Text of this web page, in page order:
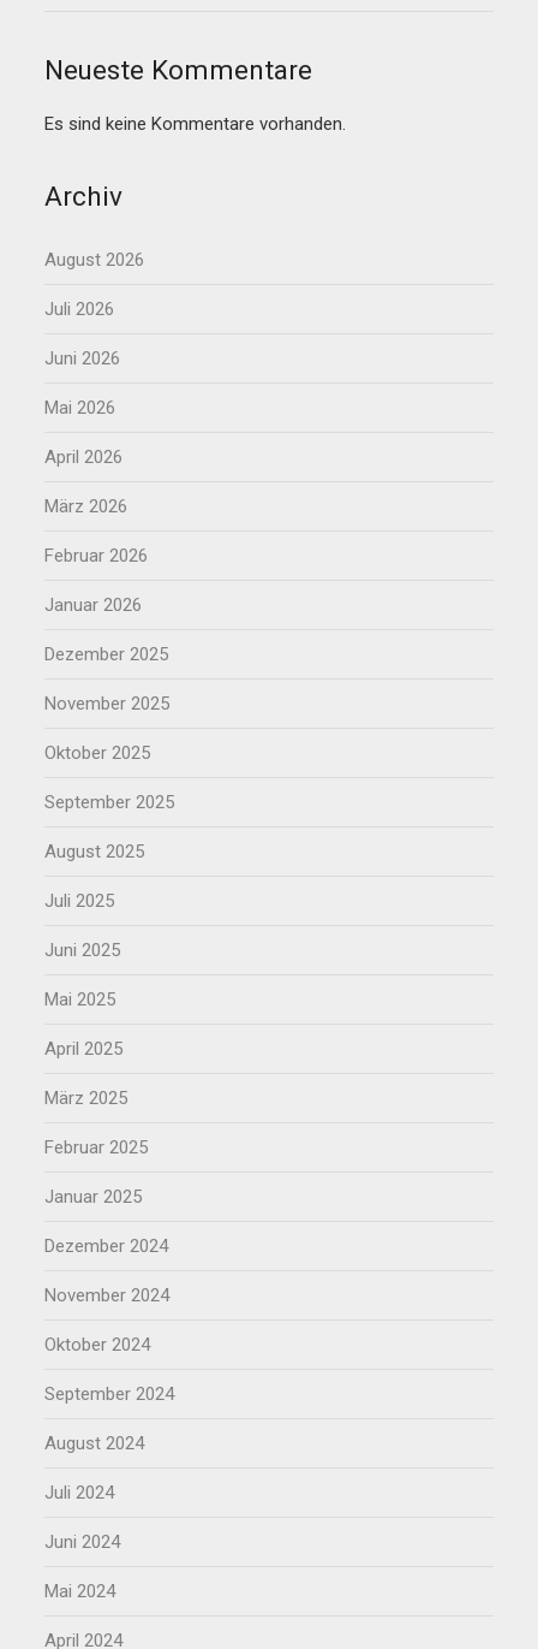
Neueste Kommentare
Es sind keine Kommentare vorhanden.
Archiv
August 2026
Juli 2026
Juni 2026
Mai 2026
April 2026
März 2026
Februar 2026
Januar 2026
Dezember 2025
November 2025
Oktober 2025
September 2025
August 2025
Juli 2025
Juni 2025
Mai 2025
April 2025
März 2025
Februar 2025
Januar 2025
Dezember 2024
November 2024
Oktober 2024
September 2024
August 2024
Juli 2024
Juni 2024
Mai 2024
April 2024